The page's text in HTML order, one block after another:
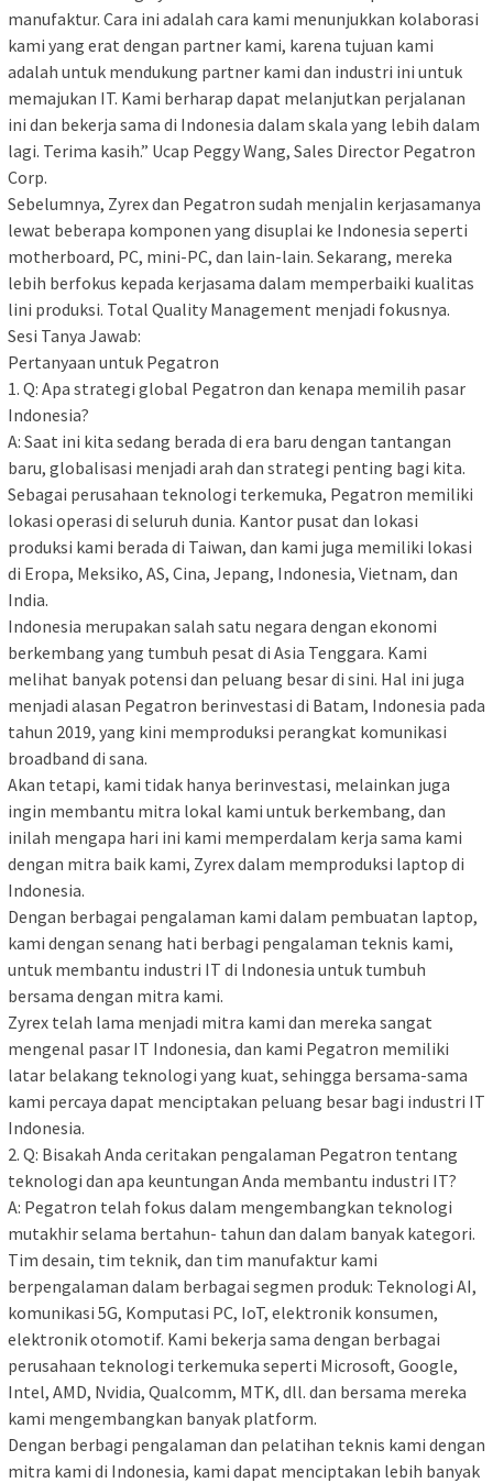
manufaktur. Cara ini adalah cara kami menunjukkan kolaborasi
kami yang erat dengan partner kami, karena tujuan kami
adalah untuk mendukung partner kami dan industri ini untuk
memajukan IT. Kami berharap dapat melanjutkan perjalanan
ini dan bekerja sama di Indonesia dalam skala yang lebih dalam
lagi. Terima kasih.” Ucap Peggy Wang, Sales Director Pegatron
Corp.
Sebelumnya, Zyrex dan Pegatron sudah menjalin kerjasamanya
lewat beberapa komponen yang disuplai ke Indonesia seperti
motherboard, PC, mini-PC, dan lain-lain. Sekarang, mereka
lebih berfokus kepada kerjasama dalam memperbaiki kualitas
lini produksi. Total Quality Management menjadi fokusnya.
Sesi Tanya Jawab:
Pertanyaan untuk Pegatron
1. Q: Apa strategi global Pegatron dan kenapa memilih pasar
Indonesia?
A: Saat ini kita sedang berada di era baru dengan tantangan
baru, globalisasi menjadi arah dan strategi penting bagi kita.
Sebagai perusahaan teknologi terkemuka, Pegatron memiliki
lokasi operasi di seluruh dunia. Kantor pusat dan lokasi
produksi kami berada di Taiwan, dan kami juga memiliki lokasi
di Eropa, Meksiko, AS, Cina, Jepang, Indonesia, Vietnam, dan
India.
Indonesia merupakan salah satu negara dengan ekonomi
berkembang yang tumbuh pesat di Asia Tenggara. Kami
melihat banyak potensi dan peluang besar di sini. Hal ini juga
menjadi alasan Pegatron berinvestasi di Batam, Indonesia pada
tahun 2019, yang kini memproduksi perangkat komunikasi
broadband di sana.
Akan tetapi, kami tidak hanya berinvestasi, melainkan juga
ingin membantu mitra lokal kami untuk berkembang, dan
inilah mengapa hari ini kami memperdalam kerja sama kami
dengan mitra baik kami, Zyrex dalam memproduksi laptop di
Indonesia.
Dengan berbagai pengalaman kami dalam pembuatan laptop,
kami dengan senang hati berbagi pengalaman teknis kami,
untuk membantu industri IT di lndonesia untuk tumbuh
bersama dengan mitra kami.
Zyrex telah lama menjadi mitra kami dan mereka sangat
mengenal pasar IT Indonesia, dan kami Pegatron memiliki
latar belakang teknologi yang kuat, sehingga bersama-sama
kami percaya dapat menciptakan peluang besar bagi industri IT
Indonesia.
2. Q: Bisakah Anda ceritakan pengalaman Pegatron tentang
teknologi dan apa keuntungan Anda membantu industri IT?
A: Pegatron telah fokus dalam mengembangkan teknologi
mutakhir selama bertahun- tahun dan dalam banyak kategori.
Tim desain, tim teknik, dan tim manufaktur kami
berpengalaman dalam berbagai segmen produk: Teknologi AI,
komunikasi 5G, Komputasi PC, IoT, elektronik konsumen,
elektronik otomotif. Kami bekerja sama dengan berbagai
perusahaan teknologi terkemuka seperti Microsoft, Google,
Intel, AMD, Nvidia, Qualcomm, MTK, dll. dan bersama mereka
kami mengembangkan banyak platform.
Dengan berbagi pengalaman dan pelatihan teknis kami dengan
mitra kami di Indonesia, kami dapat menciptakan lebih banyak